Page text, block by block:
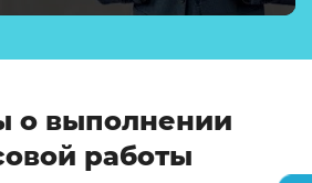
о выполнении
работы